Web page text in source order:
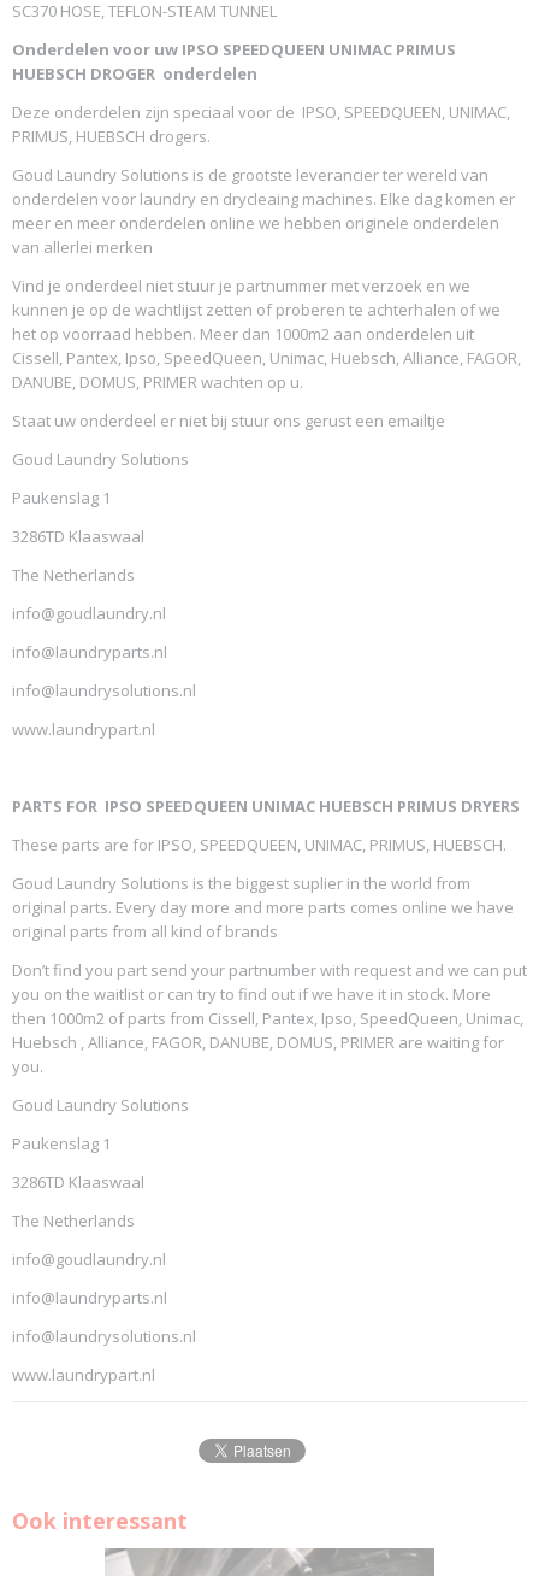
SC370 HOSE, TEFLON-STEAM TUNNEL
Onderdelen voor uw IPSO SPEEDQUEEN UNIMAC PRIMUS
HUEBSCH DROGER onderdelen
Deze onderdelen zijn speciaal voor de IPSO, SPEEDQUEEN, UNIMAC,
PRIMUS, HUEBSCH drogers.
Goud Laundry Solutions is de grootste leverancier ter wereld van
onderdelen voor laundry en drycleaing machines. Elke dag komen er
meer en meer onderdelen online we hebben originele onderdelen
van allerlei merken
Vind je onderdeel niet stuur je partnummer met verzoek en we
kunnen je op de wachtlijst zetten of proberen te achterhalen of we
het op voorraad hebben. Meer dan 1000m2 aan onderdelen uit
Cissell, Pantex, Ipso, SpeedQueen, Unimac, Huebsch, Alliance, FAGOR,
DANUBE, DOMUS, PRIMER wachten op u.
Staat uw onderdeel er niet bij stuur ons gerust een emailtje
Goud Laundry Solutions
Paukenslag 1
3286TD Klaaswaal
The Netherlands
info@goudlaundry.nl
info@laundryparts.nl
info@laundrysolutions.nl
www.laundrypart.nl
PARTS FOR IPSO SPEEDQUEEN UNIMAC HUEBSCH PRIMUS DRYERS
These parts are for IPSO, SPEEDQUEEN, UNIMAC, PRIMUS, HUEBSCH.
Goud Laundry Solutions is the biggest suplier in the world from
original parts. Every day more and more parts comes online we have
original parts from all kind of brands
Don’t find you part send your partnumber with request and we can put
you on the waitlist or can try to find out if we have it in stock. More
then 1000m2 of parts from Cissell, Pantex, Ipso, SpeedQueen, Unimac,
Huebsch , Alliance, FAGOR, DANUBE, DOMUS, PRIMER are waiting for
you.
Goud Laundry Solutions
Paukenslag 1
3286TD Klaaswaal
The Netherlands
info@goudlaundry.nl
info@laundryparts.nl
info@laundrysolutions.nl
www.laundrypart.nl
Ook interessant